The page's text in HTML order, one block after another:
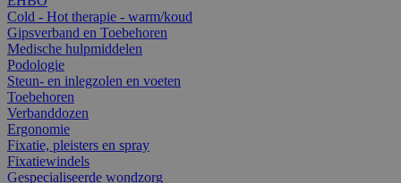
Cold - Hot therapie - warm/koud
Gipsverband en Toebehoren
Medische hulpmiddelen
Podologie
Steun- en inlegzolen en voeten
Toebehoren
Verbanddozen
Ergonomie
Fixatie, pleisters en spray
Fixatiewindels
Gespecialiseerde wondzorg